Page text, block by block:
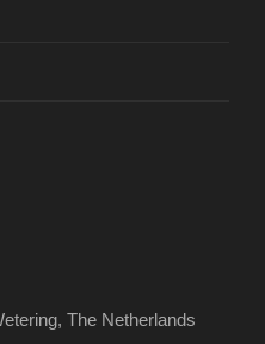
The Netherlands